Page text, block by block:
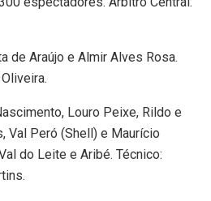
de Araújo e Almir Alves Rosa.
Louro Peixe, Rildo e
Val Peró (Shell) e Maurício
do Leite e Aribé. Técnico: